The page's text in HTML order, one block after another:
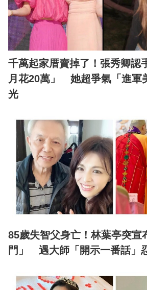
千萬起家厝賣掉了！張秀卿認
月花20萬」 她超爭氣「進軍
光
85歲失智父身亡！林葉亭突宣
門」 遇大師「開示一番話」